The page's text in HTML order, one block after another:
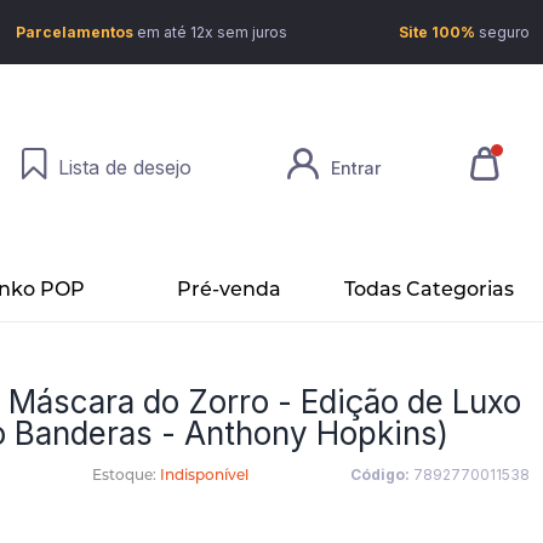
Parcelamentos em até 12x sem juros Site 100% seguro
Lista de desejo Entrar
POP Pré-venda Todas Categorias
Máscara do Zorro - Edição de Luxo
Banderas - Anthony Hopkins)
Estoque: Indisponível Código: 7892770011538